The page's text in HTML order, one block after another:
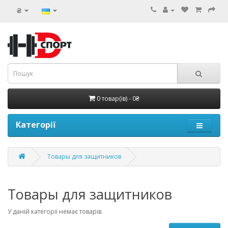
₴
0 товар(ів) - 0₴
Категорії
Товары для защитников
Товары для защитников
У даній категорії немає товарів.